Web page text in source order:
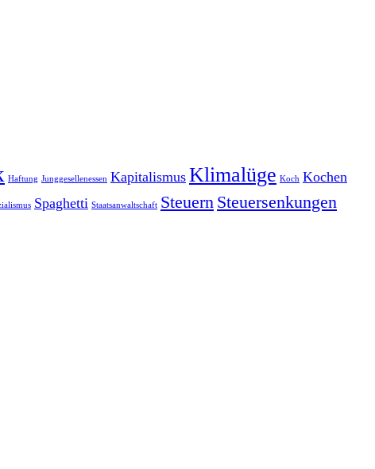
Haftung Junggesellenessen Kapitalismus Klimalüge Koch Kochen
Spaghetti Staatsanwaltschaft Steuern Steuersenkungen